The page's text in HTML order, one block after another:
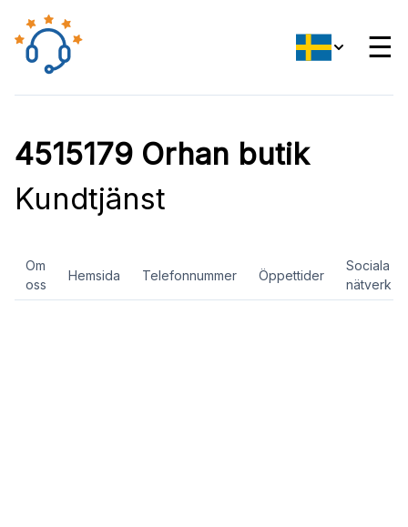
☰
4515179 Orhan butik
Kundtjänst
Om
oss
Hemsida Telefonnummer Öppettider
Sociala
nätverk